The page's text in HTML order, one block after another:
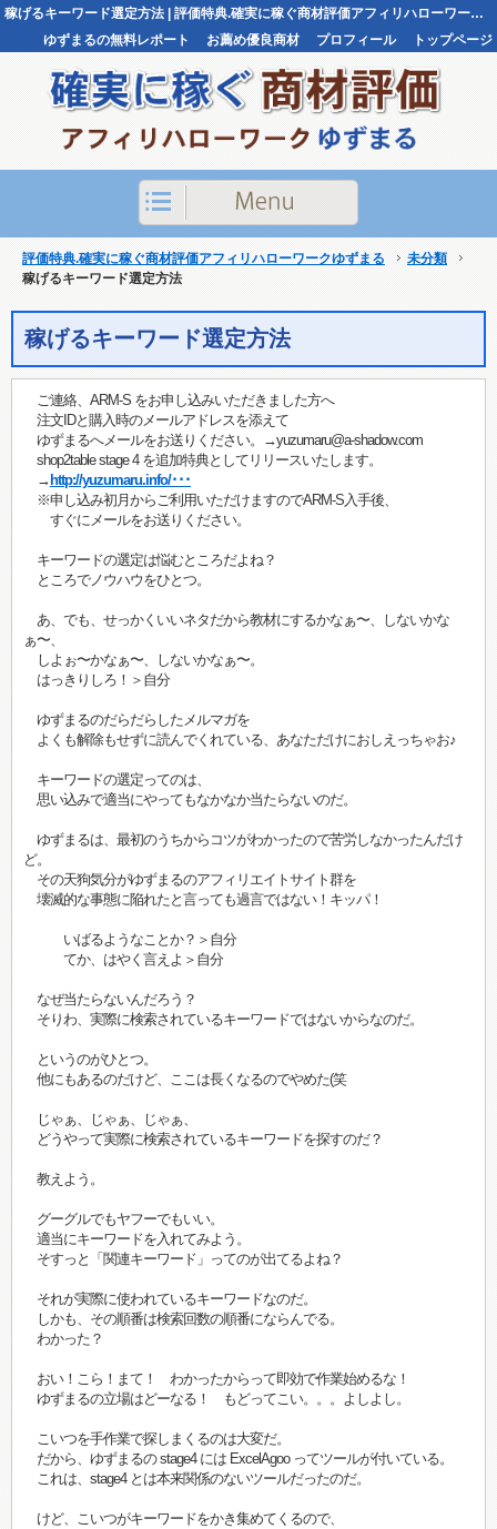
稼げるキーワード選定方法 | 評価特典.確実に稼ぐ商材評価アフィリハローワークゆずまる評価特典.確実に稼ぐ商材評価アフィリハローワークゆずまる
トップページ
プロフィール
お薦め優良商材
ゆずまるの無料レポート
評価特典.確実に稼ぐ商材評価アフィリハローワークゆずまる
未分類
稼げるキーワード選定方法
稼げるキーワード選定方法
ご連絡、ARM-S をお申し込みいただきました方へ
注文IDと購入時のメールアドレスを添えて
ゆずまるへメールをお送りください。→yuzumaru@a-shadow.com
shop2table stage 4 を追加特典としてリリースいたします。
→ http://yuzumaru.info/･･･
※申し込み初月からご利用いただけますのでARM-S入手後、
すぐにメールをお送りください。
キーワードの選定は悩むところだよね？
ところでノウハウをひとつ。
あ、でも、せっかくいいネタだから教材にするかなぁ〜、しないかな
ぁ〜、
しよぉ〜かなぁ〜、しないかなぁ〜。
はっきりしろ！＞自分
ゆずまるのだらだらしたメルマガを
よくも解除もせずに読んでくれている、あなただけにおしえっちゃお♪
キーワードの選定ってのは、
思い込みで適当にやってもなかなか当たらないのだ。
ゆずまるは、最初のうちからコツがわかったので苦労しなかったんだけ
ど。
その天狗気分がゆずまるのアフィリエイトサイト群を
壊滅的な事態に陥れたと言っても過言ではない！キッパ！
いばるようなことか？＞自分
てか、はやく言えよ＞自分
なぜ当たらないんだろう？
そりわ、実際に検索されているキーワードではないからなのだ。
というのがひとつ。
他にもあるのだけど、ここは長くなるのでやめた(笑
じゃぁ、じゃぁ、じゃぁ、
どうやって実際に検索されているキーワードを探すのだ？
教えよう。
グーグルでもヤフーでもいい。
適当にキーワードを入れてみよう。
そすっと「関連キーワード」ってのが出てるよね？
それが実際に使われているキーワードなのだ。
しかも、その順番は検索回数の順番にならんでる。
わかった？
おい！こら！まて！ わかったからって即効で作業始めるな！
ゆずまるの立場はどーなる！ もどってこい。。。よしよし。
こいつを手作業で探しまくるのは大変だ。
だから、ゆずまるの stage4 には ExcelAgoo ってツールが付いている。
これは、stage4 とは本来関係のないツールだったのだ。
けど、こいつがキーワードをかき集めてくるので、